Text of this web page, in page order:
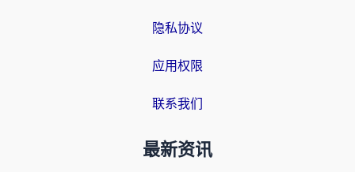
隐私协议
应用权限
联系我们
最新资讯